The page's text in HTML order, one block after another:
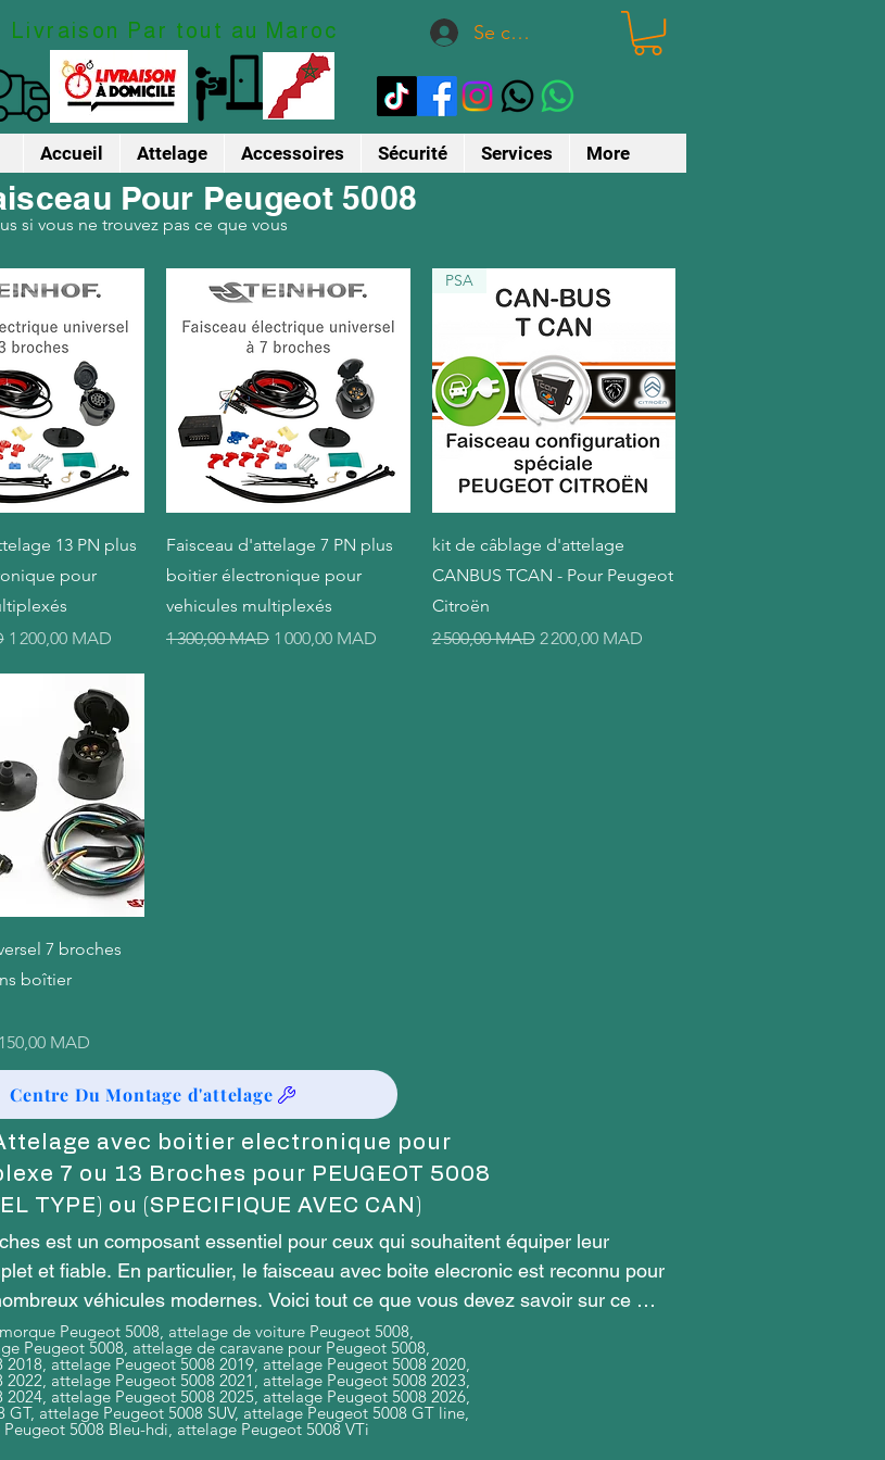
Livraison Par tout au Maroc Se connecter
Accueil Attelage Accessoires Sécurité Services More
Pour Peugeot 5008
si vous ne trouvez pas ce que vous
rapide13 PN plus
pour
Prix promotionnel
1 200,00 MAD
Aperçu rapide
Faisceau d'attelage 7 PN plus
boitier électronique pour
vehicules multiplexés
Prix original
1 300,00 MAD Prix promotionnel
1 000,00 MAD
Aperçu rapide
PSA
kit de câblage d'attelage
CANBUS TCAN - Pour Peugeot
Citroën
Prix original
2 500,00 MAD Prix promotionnel
2 200,00 MAD
rapide
7 broches
boîtier
Prix promotionnel
150,00 MAD
Centre Du Montage d'attelage
avec boitier electronique pour
7 ou 13 Broches pour PEUGEOT 5008
TYPE) ou (SPECIFIQUE AVEC CAN)
est un composant essentiel pour ceux qui souhaitent équiper leur
et fiable. En particulier, le faisceau avec boite elecronic est reconnu pour
véhicules modernes. Voici tout ce que vous devez savoir sur ce
?
électrique conçu pour relier le système électrique du véhicule à la
Peugeot 5008, attelage de voiture Peugeot 5008,
Peugeot 5008, attelage de caravane pour Peugeot 5008,
attelage Peugeot 5008 2019, attelage Peugeot 5008 2020,
attelage Peugeot 5008 2021, attelage Peugeot 5008 2023,
attelage Peugeot 5008 2025, attelage Peugeot 5008 2026,
GT, attelage Peugeot 5008 SUV, attelage Peugeot 5008 GT line,
5008 Bleu-hdi, attelage Peugeot 5008 VTi